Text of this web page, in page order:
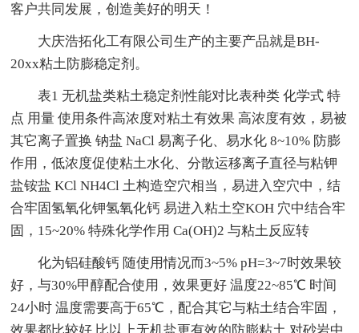
客户共同发展，创造美好的明天！
大庆浩拓化工有限公司生产的主要产品就是BH-
20xx粘土防膨稳定剂。
表1 无机盐类粘土稳定剂性能对比表种类 化学式 特
点 用量 使用条件高浓度对粘土有效果 高浓度有效，易被
其它离子置换 钠盐 NaCl 易离子化、易水化 8~10% 防膨
作用，低浓度促使粘土水化、分散运移离子直径与粘钾
盐铵盐 KCl NH4Cl 土构造空穴相当，易进入空穴中，结
合牢固氢氧化钾氢氧化钙 易进入粘土空KOH 穴中结合牢
固，15~20% 特殊化学作用 Ca(OH)2 与粘土反应转
化为铝硅酸钙 随使用情况而3~5% pH=3~7时效果较
好，与30%甲醇配合使用，效果更好 温度22~85℃ 时间
24小时 温度需要高于65℃，配合其它与粘土结合牢固，